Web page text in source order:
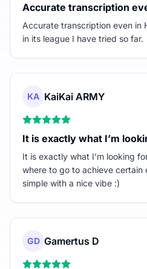
Accurate transcription
Accurate transcription even in
in its league I have tried so far.
KA KaiKai ARMY
It is exactly what I’m
It is exactly what I’m looking
where to go to achieve certain
simple with a nice vibe :)
GD Gamertus D